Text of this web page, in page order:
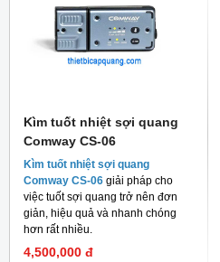
Kìm tuốt nhiệt sợi quang
Comway CS-06
Kìm tuốt nhiệt sợi quang
Comway CS-06 giải pháp cho
việc tuốt sợi quang trở nên đơn
giản, hiệu quả và nhanh chóng
hơn rất nhiều.
4,500,000 đ